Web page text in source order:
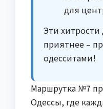
для
Эти хитрости
приятнее –
одесситами!
Маршрутка №7
Одессы, где